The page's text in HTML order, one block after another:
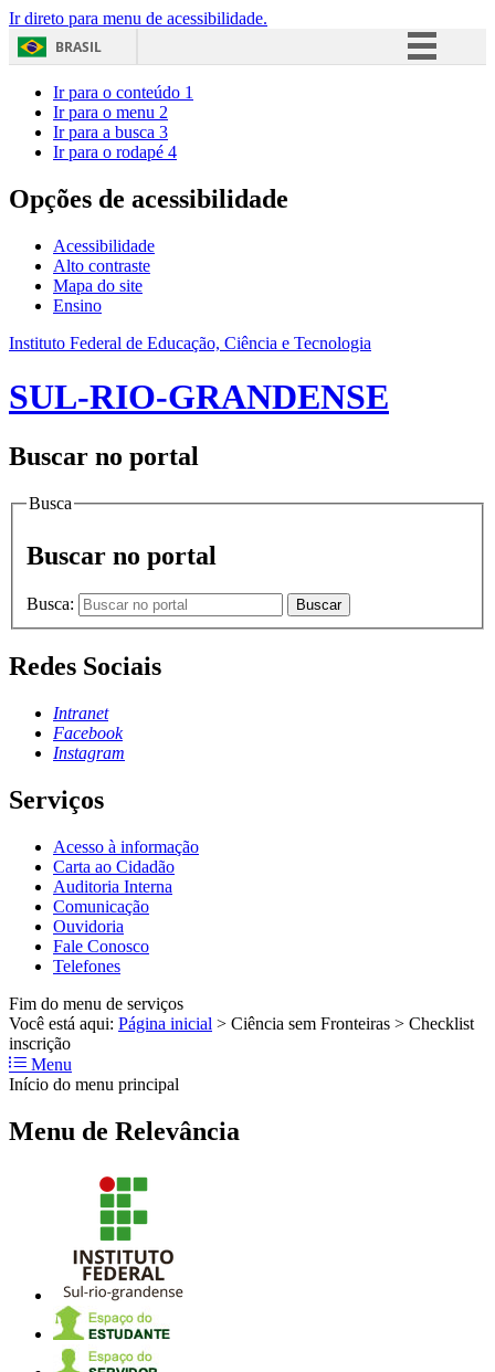
Ir direto para menu de acessibilidade.
BRASIL
Acesso à informação
Ir para o conteúdo 1
Ir para o menu 2
Ir para a busca 3
Ir para o rodapé 4
Opções de acessibilidade
Acessibilidade
Alto contraste
Mapa do site
Ensino
Instituto Federal de Educação, Ciência e Tecnologia
SUL-RIO-GRANDENSE
Buscar no portal
Busca
Buscar no portal
Busca: Buscar
Redes Sociais
Intranet
Facebook
Instagram
Serviços
Acesso à informação
Carta ao Cidadão
Auditoria Interna
Comunicação
Ouvidoria
Fale Conosco
Telefones
Fim do menu de serviços
Você está aqui: Página inicial > Ciência sem Fronteiras > Checklist
inscrição
Menu
Início do menu principal
Menu de Relevância